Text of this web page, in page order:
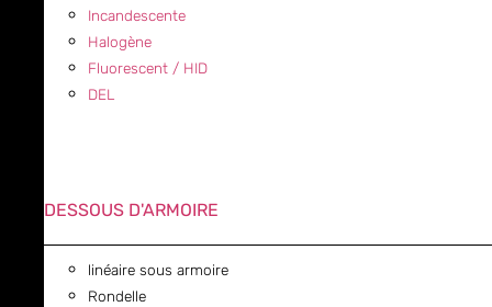
Incandescente
Halogène
Fluorescent / HID
DEL
DESSOUS D'ARMOIRE
linéaire sous armoire
Rondelle